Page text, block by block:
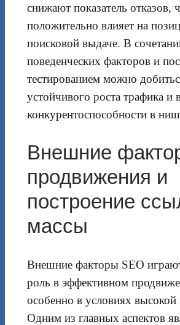
снижают показатель отказов,
положительно влияет на
поисковой выдаче. В
поведенческих факторов и
тестированием можно
устойчивого роста трафика и
конкурентоспособности в
Внешние
продвижения и
построение
массы
Внешние факторы SEO
роль в эффективном
особенно в условиях высокой
Одним из главных аспектов